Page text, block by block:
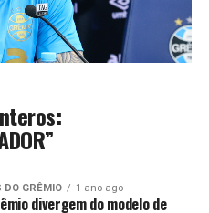
GRÊMIO 1 ano ago
divergem do modelo de